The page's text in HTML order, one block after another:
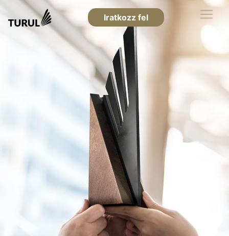
Iratkozz fel